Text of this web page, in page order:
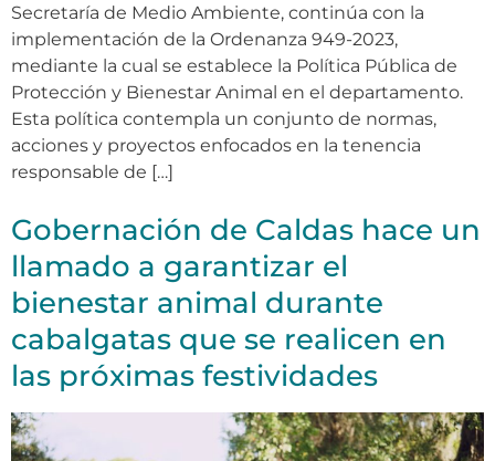
Secretaría de Medio Ambiente, continúa con la
implementación de la Ordenanza 949-2023,
mediante la cual se establece la Política Pública de
Protección y Bienestar Animal en el departamento.
Esta política contempla un conjunto de normas,
acciones y proyectos enfocados en la tenencia
responsable de […]
Gobernación de Caldas hace un
llamado a garantizar el
bienestar animal durante
cabalgatas que se realicen en
las próximas festividades